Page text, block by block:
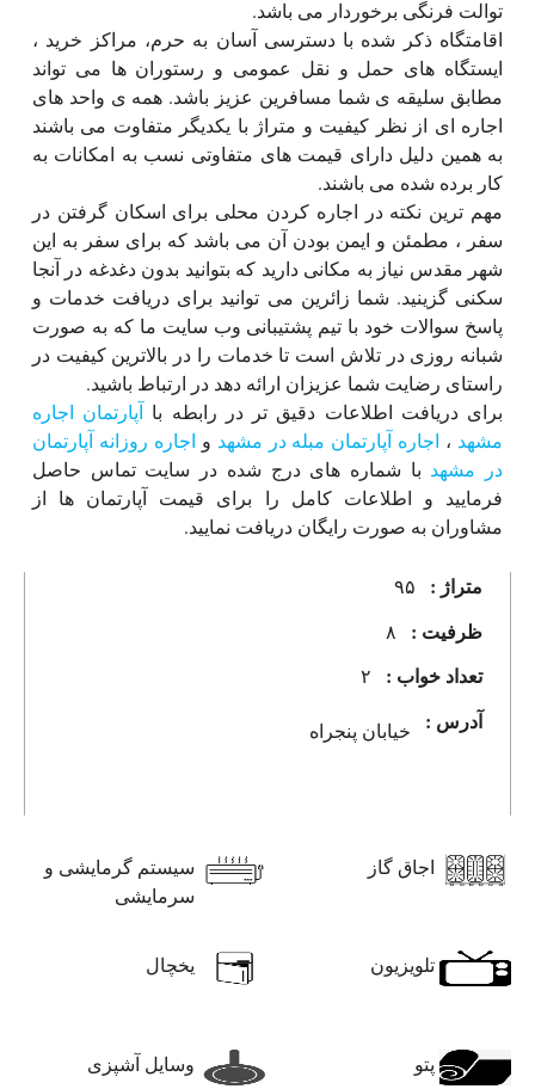
توالت فرنگی برخوردار می باشد.
اقامتگاه ذکر شده با دسترسی آسان به حرم، مراکز خرید ،
ایستگاه های حمل و نقل عمومی و رستوران ها می تواند
مطابق سلیقه ی شما مسافرین عزیز باشد. همه ی واحد های
اجاره ای از نظر کیفیت و متراژ با یکدیگر متفاوت می باشند
به همین دلیل دارای قیمت های متفاوتی نسب به امکانات به
کار برده شده می باشند.
مهم ترین نکته در اجاره کردن محلی برای اسکان گرفتن در
سفر ، مطمئن و ایمن بودن آن می باشد که برای سفر به این
شهر مقدس نیاز به مکانی دارید که بتوانید بدون دغدغه در آنجا
سکنی گزینید. شما زائرین می توانید برای دریافت خدمات و
پاسخ سوالات خود با تیم پشتیبانی وب سایت ما که به صورت
شبانه روزی در تلاش است تا خدمات را در بالاترین کیفیت در
راستای رضایت شما عزیزان ارائه دهد در ارتباط باشید.
برای دریافت اطلاعات دقیق تر در رابطه باآپارتمان اجاره
مشهد ، اجاره آپارتمان مبله در مشهد و اجاره روزانه آپارتمان
در مشهد با شماره های درج شده در سایت تماس حاصل
فرمایید و اطلاعات کامل را برای قیمت آپارتمان ها از
مشاوران به صورت رایگان دریافت نمایید.
متراژ : ۹۵
ظرفیت : ۸
تعداد خواب : ۲
آدرس : خیابان پنجراه
اجاق گاز
سیستم گرمایشی و
سرمایشی
تلویزیون یخچال
پتو وسایل آشپزی